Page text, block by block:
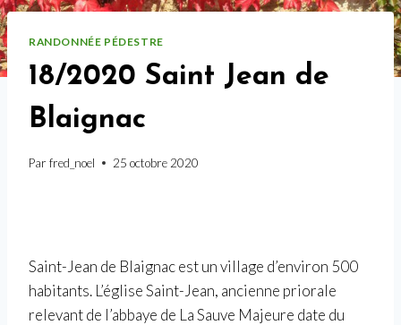
RANDONNÉE PÉDESTRE
18/2020 Saint Jean de
Blaignac
Par fred_noel 25 octobre 2020
Saint-Jean de Blaignac est un village d’environ 500
habitants. L’église Saint-Jean, ancienne priorale
relevant de l’abbaye de La Sauve Majeure date du